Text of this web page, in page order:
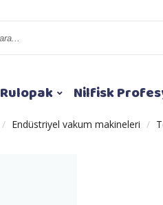
Rulopak Nilfisk
Endüstriyel vakum makineleri